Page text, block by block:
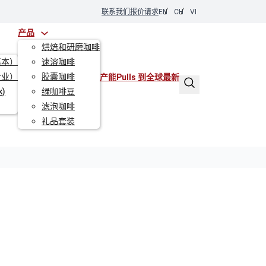
联系我们 报价请求EN CH VI
）
）
产品
烘焙和研磨咖啡
速溶咖啡
胶囊咖啡
绿咖啡豆
滤泡咖啡
礼品套装
产能Pulls 到全球最新